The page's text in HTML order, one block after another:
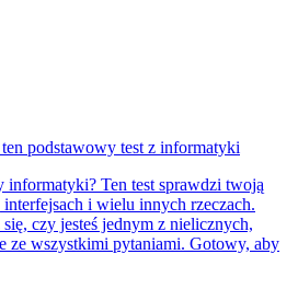
podstawowy test z informatyki
informatyki? Ten test sprawdzi twoją
i wielu innych rzeczach.
czy jesteś jednym z nielicznych,
ze wszystkimi pytaniami. Gotowy, aby